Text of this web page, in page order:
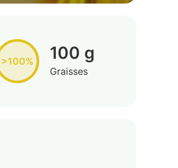
>100% 100 g
Graisses